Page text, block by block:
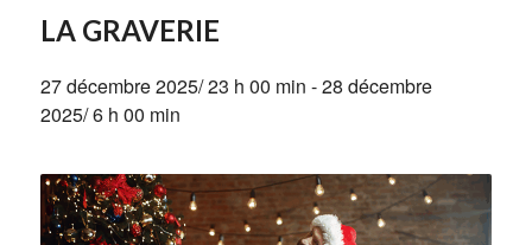
LA GRAVERIE
27 décembre 2025/ 23 h 00 min -28 décembre
2025/ 6 h 00 min